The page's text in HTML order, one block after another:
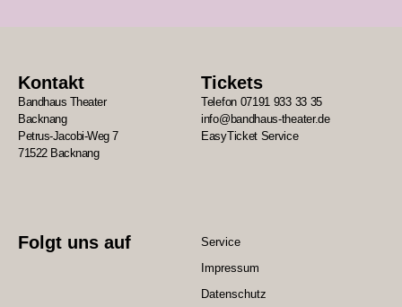
Kontakt
Bandhaus Theater
Backnang
Petrus-Jacobi-Weg 7
71522 Backnang
Tickets
Telefon 07191 933 33 35
info@bandhaus-theater.de
EasyTicket Service
Folgt uns auf
Service
Impressum
Datenschutz